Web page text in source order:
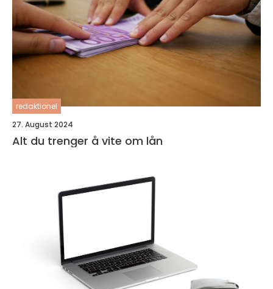
redaktionel
27. August 2024
Alt du trenger å vite om lån